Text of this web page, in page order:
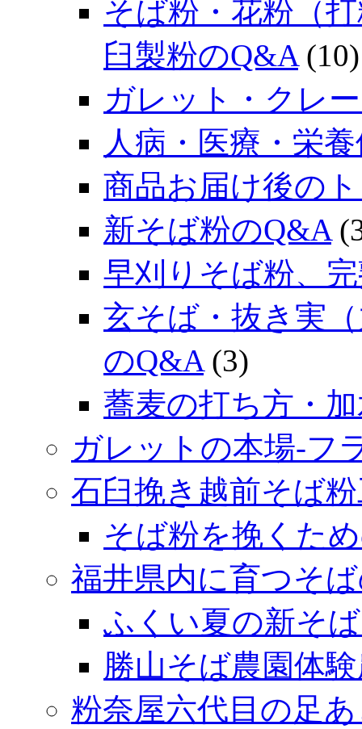
そば粉・花粉（
臼製粉のQ&A(10)
ガレット・クレ
人病・医療・栄
商品お届け後の
新そば粉のQ&A
早刈りそば粉、
玄そば・抜き実
のQ&A(3)
蕎麦の打ち方・
ガレットの本場‐フ
石臼挽き越前そば
そば粉を挽くた
福井県内に育つそ
ふくい夏の新そ
勝山そば農園体
粉奈屋六代目の足